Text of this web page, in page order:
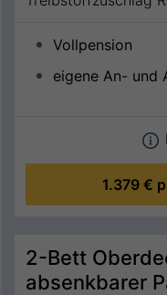
Vollpension
eigene An- und
1.379 €
2-Bett
absenkbarer